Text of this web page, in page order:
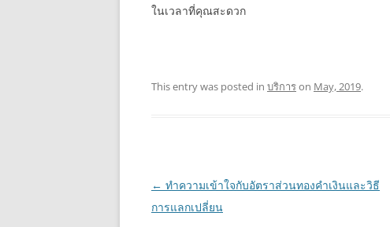
ในเวลาที่คุณสะดวก
This entry was posted in บริการon May, 2019.
Post
navigation
← ทำความเข้าใจกับอัตราส่วนทองคำเงินและวิธี
การแลกเปลี่ยน